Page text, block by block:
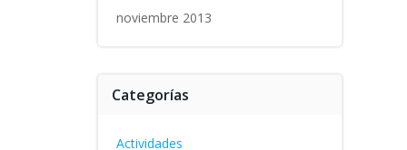
noviembre 2013
Categorías
Actividades